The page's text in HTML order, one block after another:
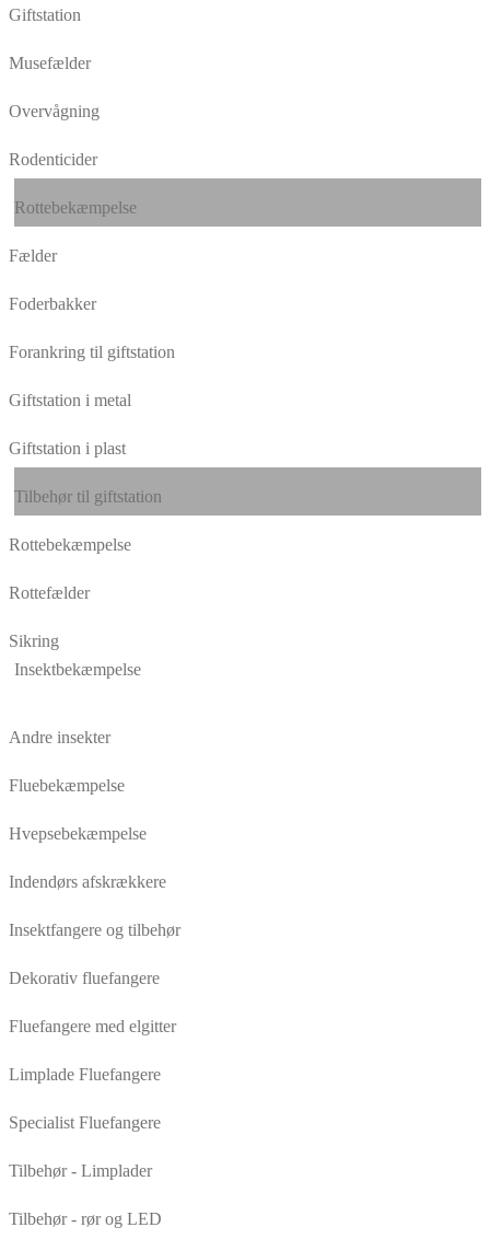
Giftstation
Musefælder
Overvågning
Rodenticider
Rottebekæmpelse
Fælder
Foderbakker
Forankring til giftstation
Giftstation i metal
Giftstation i plast
Tilbehør til giftstation
Rottebekæmpelse
Rottefælder
Sikring
Insektbekæmpelse
Andre insekter
Fluebekæmpelse
Hvepsebekæmpelse
Indendørs afskrækkere
Insektfangere og tilbehør
Dekorativ fluefangere
Fluefangere med elgitter
Limplade Fluefangere
Specialist Fluefangere
Tilbehør - Limplader
Tilbehør - rør og LED